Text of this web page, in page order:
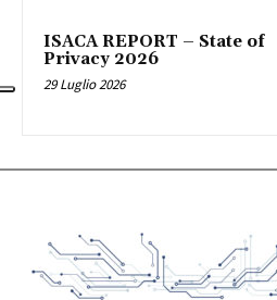
ISACA REPORT – State of
Privacy 2026
29 Luglio 2026